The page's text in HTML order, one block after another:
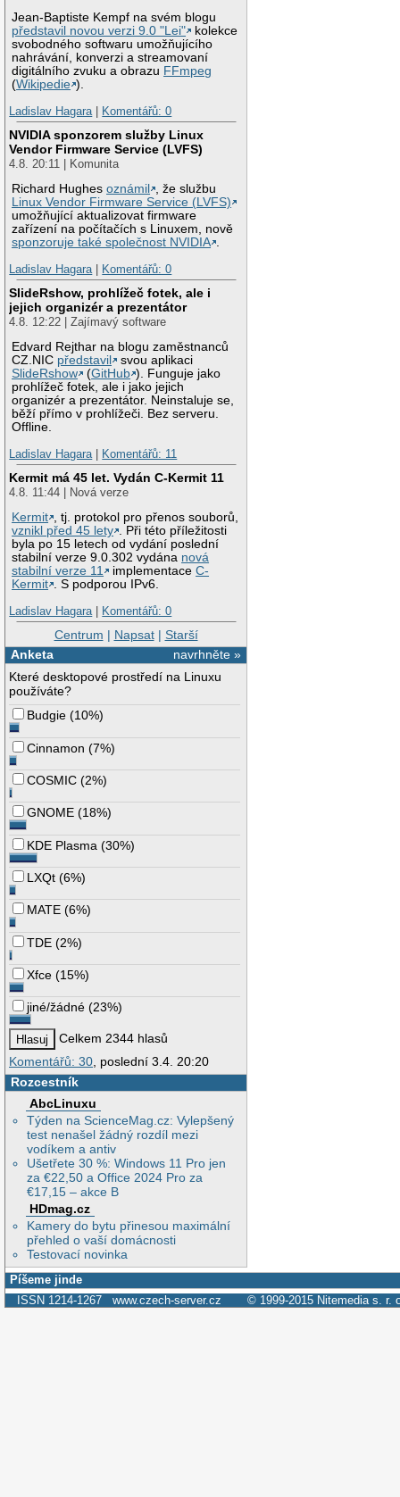
Jean-Baptiste Kempf na svém blogu
představil novou verzi 9.0 "Lei"
kolekce
svobodného softwaru umožňujícího
nahrávání, konverzi a streamovaní
digitálního zvuku a obrazu FFmpeg
(Wikipedie ).
Ladislav Hagara| Komentářů: 0
NVIDIA sponzorem služby Linux
Vendor Firmware Service (LVFS)
4.8. 20:11 | Komunita
Richard Hughesoznámil
, že službu
Linux Vendor Firmware Service (LVFS)
umožňující aktualizovat firmware
zařízení na počítačích s Linuxem, nově
sponzoruje také společnost NVIDIA .
Ladislav Hagara| Komentářů: 0
SlideRshow, prohlížeč fotek, ale i
jejich organizér a prezentátor
4.8. 12:22 | Zajímavý software
Edvard Rejthar na blogu zaměstnanců
CZ.NIC představil
svou aplikaci
SlideRshow
(GitHub ). Funguje jako
prohlížeč fotek, ale i jako jejich
organizér a prezentátor. Neinstaluje se,
běží přímo v prohlížeči. Bez serveru.
Offline.
Ladislav Hagara| Komentářů: 11
Kermit má 45 let. Vydán C-Kermit 11
4.8. 11:44 | Nová verze
Kermit , tj. protokol pro přenos souborů,
vznikl před 45 lety . Při této příležitosti
byla po 15 letech od vydání poslední
stabilní verze 9.0.302 vydána nová
stabilní verze 11
implementaceC-
Kermit . S podporou IPv6.
Ladislav Hagara| Komentářů: 0
Centrum | Napsat| Starší
navrhněte »
Anketa
Které desktopové prostředí na Linuxu
používáte?
Budgie (10%)
Cinnamon (7%)
COSMIC (2%)
GNOME (18%)
KDE Plasma (30%)
LXQt (6%)
MATE (6%)
TDE (2%)
Xfce (15%)
jiné/žádné (23%)
Celkem 2344 hlasů
Komentářů: 30 , poslední 3.4. 20:20
Rozcestník
AbcLinuxu
Týden na ScienceMag.cz: Vylepšený
test nenašel žádný rozdíl mezi
vodíkem a antiv
Ušetřete 30 %: Windows 11 Pro jen
za €22,50 a Office 2024 Pro za
€17,15 – akce B
HDmag.cz
Kamery do bytu přinesou maximální
přehled o vaší domácnosti
Testovací novinka
Píšeme jinde
ISSN 1214-1267 www.czech-server.cz © 1999-2015 Nitemedia s. r.